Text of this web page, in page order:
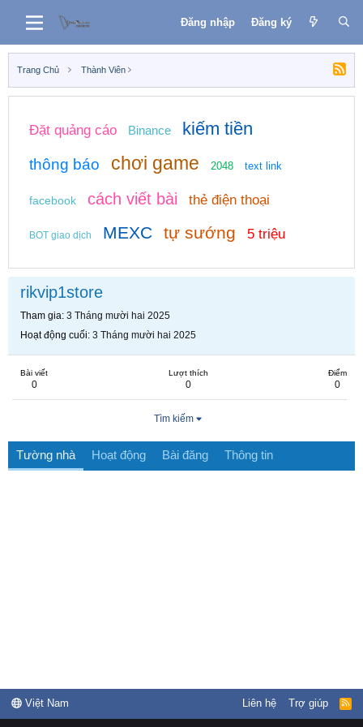
Đăng nhập Đăng ký
Trang Chủ Thành Viên
Đặt quảng cáo Binance kiếm tiền
thông báo chơi game 2048 text link
facebook cách viết bài thẻ điện thoại
BOT giao dịch MEXC tự sướng 5 triệu
rikvip1store
Tham gia 3 Tháng mười hai 2025
Hoạt động cuối 3 Tháng mười hai 2025
Bài viết
0
Lượt thích
0
Điểm
0
Tìm kiếm
Tường nhà Hoạt động Bài đăng Thông tin
Việt Nam Liên hệ Trợ giúp
R